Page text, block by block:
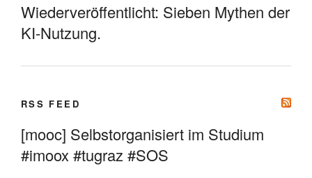
Wiederveröffentlicht: Sieben Mythen der
KI-Nutzung.
RSS FEED
[mooc] Selbstorganisiert im Studium
#imoox #tugraz #SOS